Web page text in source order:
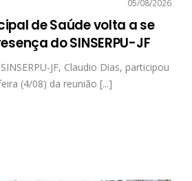
05/08/2026
de Saúde volta a se
do SINSERPU-JF
JF, Claudio Dias, participou
(4/08) da reunião [...]